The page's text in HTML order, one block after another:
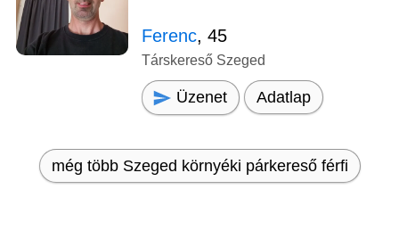
Ferenc, 45
Társkereső Szeged
Üzenet Adatlap
még több Szeged környéki párkereső férfi